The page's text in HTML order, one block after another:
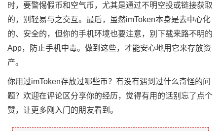
时，要警惕假币和空气币，尤其是通过不明空投或链接获取
的，别轻易与之交互。最后，虽然imToken本身是去中心化
的、安全的，但你的手机环境也要注意，别下载来路不明的
App，防止手机中毒。做到这些，才能安心地用它来存放资
产。
你用过imToken存放过哪些币？有没有遇到过什么奇怪的问
题？欢迎在评论区分享你的经历，觉得有用的话别忘了点个
赞，让更多刚入门的朋友看到。